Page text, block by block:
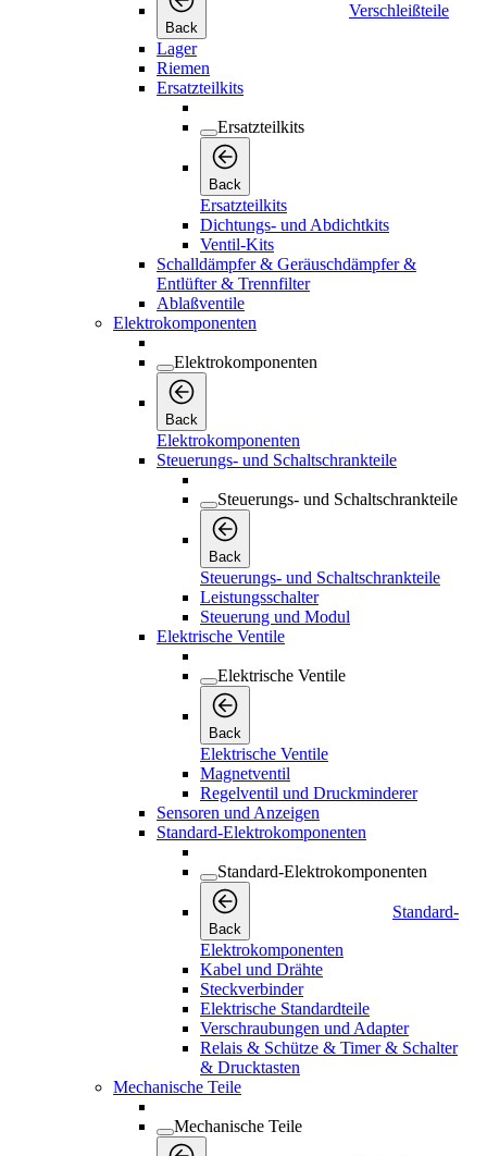
Back
Verschleißteile
Lager
Riemen
Ersatzteilkits
Ersatzteilkits
Back
Ersatzteilkits
Dichtungs- und Abdichtkits
Ventil-Kits
Schalldämpfer & Geräuschdämpfer &
Entlüfter & Trennfilter
Ablaßventile
Elektrokomponenten
Elektrokomponenten
Back
Elektrokomponenten
Steuerungs- und Schaltschrankteile
Steuerungs- und Schaltschrankteile
Back
Steuerungs- und Schaltschrankteile
Leistungsschalter
Steuerung und Modul
Elektrische Ventile
Elektrische Ventile
Back
Elektrische Ventile
Magnetventil
Regelventil und Druckminderer
Sensoren und Anzeigen
Standard-Elektrokomponenten
Standard-Elektrokomponenten
Back
Standard-
Elektrokomponenten
Kabel und Drähte
Steckverbinder
Elektrische Standardteile
Verschraubungen und Adapter
Relais & Schütze & Timer & Schalter
& Drucktasten
Mechanische Teile
Mechanische Teile